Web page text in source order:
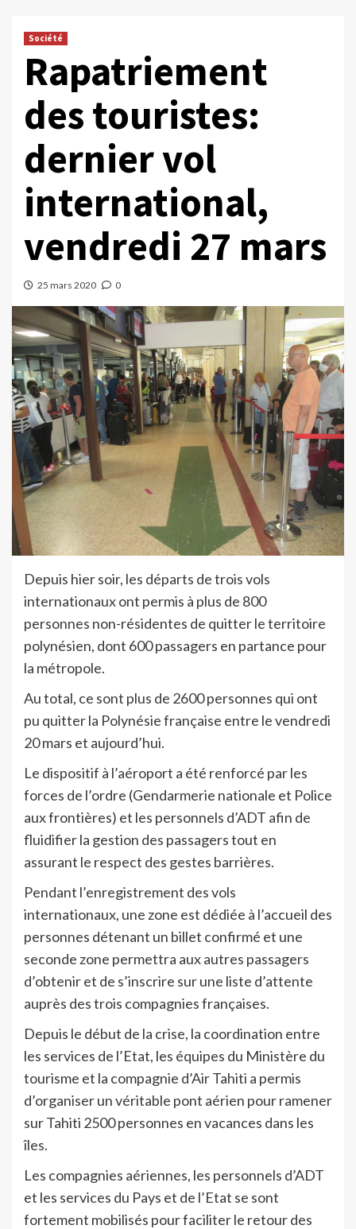
Société
Rapatriement
des touristes:
dernier vol
international,
vendredi 27 mars
25 mars 2020 0
Depuis hier soir, les départs de trois vols
internationaux ont permis à plus de 800
personnes non-résidentes de quitter le territoire
polynésien, dont 600 passagers en partance pour
la métropole.
Au total, ce sont plus de 2600 personnes qui ont
pu quitter la Polynésie française entre le vendredi
20 mars et aujourd’hui.
Le dispositif à l’aéroport a été renforcé par les
forces de l’ordre (Gendarmerie nationale et Police
aux frontières) et les personnels d’ADT afin de
fluidifier la gestion des passagers tout en
assurant le respect des gestes barrières.
Pendant l’enregistrement des vols
internationaux, une zone est dédiée à l’accueil des
personnes détenant un billet confirmé et une
seconde zone permettra aux autres passagers
d’obtenir et de s’inscrire sur une liste d’attente
auprès des trois compagnies françaises.
Depuis le début de la crise, la coordination entre
les services de l’Etat, les équipes du Ministère du
tourisme et la compagnie d’Air Tahiti a permis
d’organiser un véritable pont aérien pour ramener
sur Tahiti 2500 personnes en vacances dans les
îles.
Les compagnies aériennes, les personnels d’ADT
et les services du Pays et de l’Etat se sont
fortement mobilisés pour faciliter le retour des